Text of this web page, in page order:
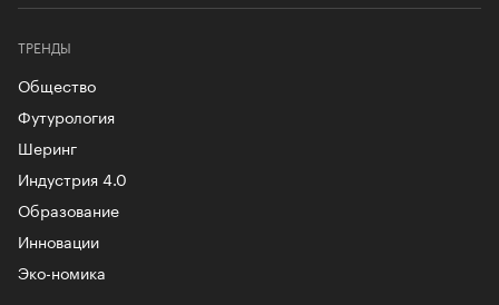
ТРЕНДЫ
Общество
Футурология
Шеринг
Индустрия 4.0
Образование
Инновации
Эко-номика